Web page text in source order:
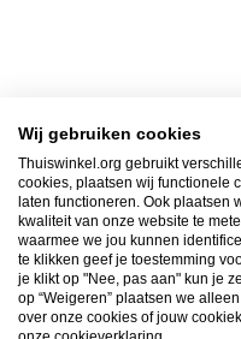
Wij gebruiken cookies
Thuiswinkel.org gebruikt
cookies, plaatsen wij functionele
laten functioneren. Ook plaatsen
kwaliteit van onze website te
waarmee we jou kunnen
te klikken geef je toestemming
je klikt op "Nee, pas aan" kun je
op “Weigeren” plaatsen we
over onze cookies of jouw